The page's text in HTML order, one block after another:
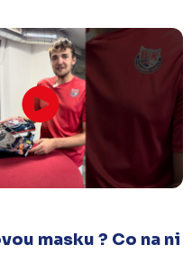
|Utkání 32. kola v
mělo původně
bylo z důvodu
odloženo. Kluby se
termínu,
utkají venku
od 18:00 .
masku ? Co na ni